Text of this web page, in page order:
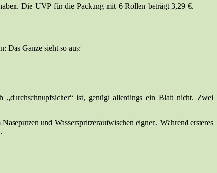
Die UVP für die Packung mit 6 Rollen beträgt 3,29 €.
Das Ganze sieht so aus:
ist, genügt allerdings ein Blatt nicht. Zwei
und Wasserspritzeraufwischen eignen. Während ersteres